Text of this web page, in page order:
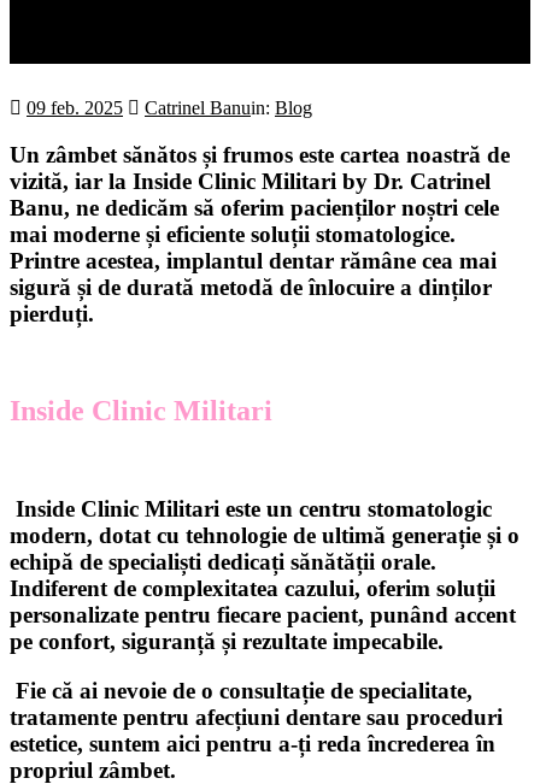
09 feb. 2025 Catrinel Banuin: Blog
Un zâmbet sănătos și frumos este cartea noastră de
vizită, iar la Inside Clinic Militari by Dr. Catrinel
Banu, ne dedicăm să oferim pacienților noștri cele
mai moderne și eficiente soluții stomatologice.
Printre acestea, implantul dentar rămâne cea mai
sigură și de durată metodă de înlocuire a dinților
pierduți.
Inside Clinic Militari
Inside Clinic Militari este un centru stomatologic
modern, dotat cu tehnologie de ultimă generație și o
echipă de specialiști dedicați sănătății orale.
Indiferent de complexitatea cazului, oferim soluții
personalizate pentru fiecare pacient, punând accent
pe confort, siguranță și rezultate impecabile.
Fie că ai nevoie de o consultație de specialitate,
tratamente pentru afecțiuni dentare sau proceduri
estetice, suntem aici pentru a-ți reda încrederea în
propriul zâmbet.